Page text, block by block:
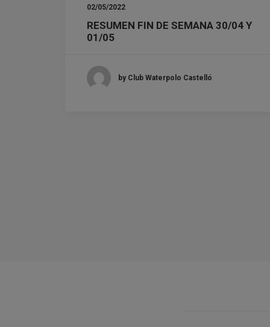
02/05/2022
RESUMEN FIN DE SEMANA 30/04 Y
01/05
by Club Waterpolo Castelló